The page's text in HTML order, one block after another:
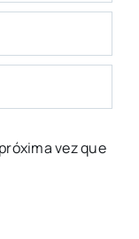
vez que